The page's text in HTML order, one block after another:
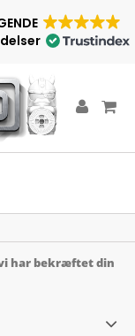
har bekræftet din